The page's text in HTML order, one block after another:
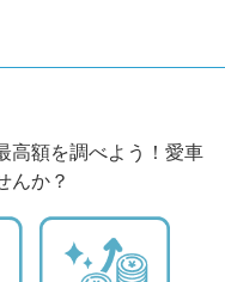
高額を調べよう！愛車
んか？